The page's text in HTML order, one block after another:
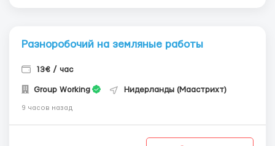
Разноробочий на земляные работы
13€ / час
Group Working Нидерланды (Маастрихт)
9 часов назад